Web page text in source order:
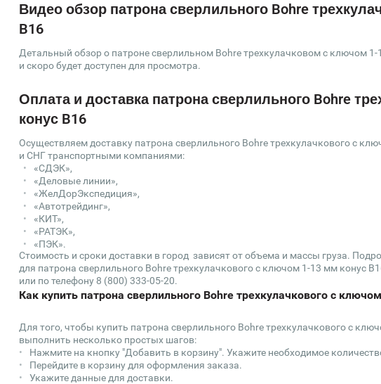
Видео обзор патрона сверлильного Bohre
B16
Детальный обзор о патроне сверлильном Bohre трехкулачковом с ключом 1-
и скоро будет доступен для просмотра.
Оплата и доставка патрона сверлильного Bohre
конус B16
Осуществляем доставку патрона сверлильного Bohre трехкулачкового с
и СНГ транспортными компаниями:
«СДЭК»,
«Деловые линии»,
«ЖелДорЭкспедиция»,
«Автотрейдинг»,
«КИТ»,
«РАТЭК»,
«ПЭК».
Стоимость и сроки доставки в город зависят от объема и массы груза.
для патрона сверлильного Bohre трехкулачкового с ключом 1-13 мм конус
или по телефону 8 (800) 333-05-20.
Как купить патрона сверлильного Bohre трехкулачкового с
Для того, чтобы купить патрона сверлильного Bohre трехкулачкового с
выполнить несколько простых шагов:
Нажмите на кнопку "Добавить в корзину". Укажите необходимое
Перейдите в корзину для оформления заказа.
Укажите данные для доставки.